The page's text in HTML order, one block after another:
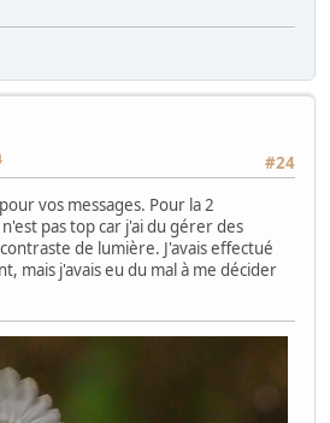
#24
vos messages. Pour la 2
pas top car j'ai du gérer des
de lumière. J'avais effectué
mais j'avais eu du mal à me décider